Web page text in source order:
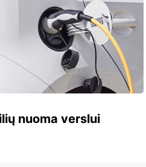
nuoma verslui